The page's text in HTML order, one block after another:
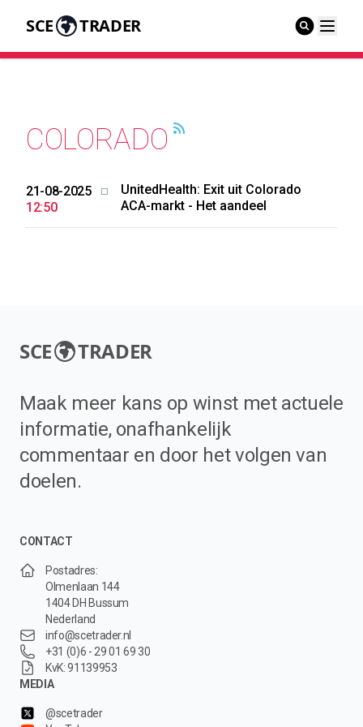
SCE TRADER
COLORADO
21-08-2025
12:50
UnitedHealth: Exit uit Colorado
ACA-markt - Het aandeel
SCE TRADER
Maak meer kans op winst met actuele
informatie, onafhankelijk
commentaar en door het volgen van
doelen.
CONTACT
Postadres:
Olmenlaan 144
1404 DH Bussum
Nederland
info@scetrader.nl
+31 (0)6 - 29 01 69 30
KvK: 91139953
MEDIA
@scetrader